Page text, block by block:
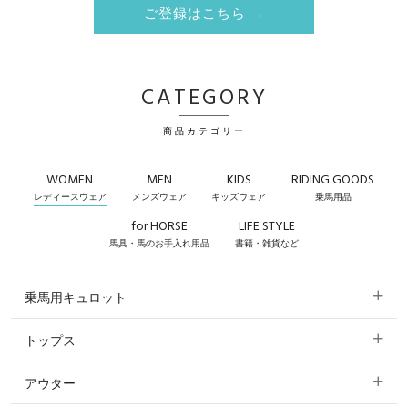
ご登録はこちら →
CATEGORY
商品カテゴリー
WOMEN
レディースウェア
MEN
メンズウェア
KIDS
キッズウェア
RIDING GOODS
乗馬用品
for HORSE
馬具・馬のお手入れ用品
LIFE STYLE
書籍・雑貨など
乗馬用キュロット
すべてのキュロット
フルグリップ・尻革 キュロット
トップス
すべてのトップス
アウター